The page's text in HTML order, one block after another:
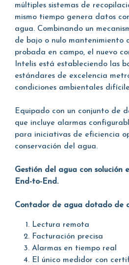
múltiples sistemas de
mismo tiempo genera datos
agua. Combinando un
de bajo o nulo mantenimiento
probada en campo, el nuevo
Intelis está estableciendo las
estándares de excelencia
condiciones ambientales
Equipado con un conjunto de
que incluye alarmas
para iniciativas de eficiencia
conservación del agua.
Gestión del agua con solución
End-to-End.
Contador de agua dotado de
Lectura remota
Facturación precisa
Alarmas en tiempo real
El único medidor con